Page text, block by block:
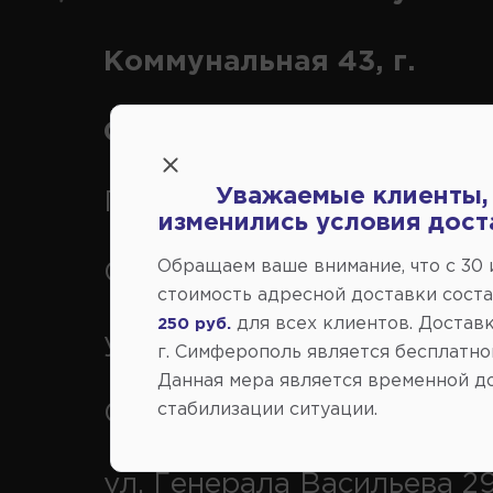
Коммунальная 43, г.
Симферополь
Переулок Строителей 2А,
Симферополь
ул. Федоренко 1В, г.
Симферополь
ул. Генерала Васильева
Уважаемые клиенты,
изменились условия
Обращаем ваше внимание, что c 30
стоимость адресной доставки
250 руб.
для всех клиентов.
г. Симферополь является
Данная мера является временной
стабилизации ситуации.